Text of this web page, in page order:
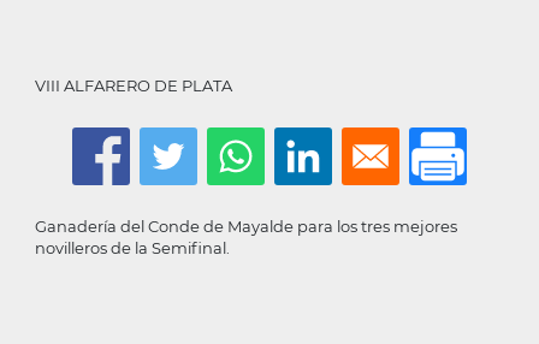
VIII ALFARERO DE PLATA
Ganadería del Conde de Mayalde para los tres mejores
novilleros de la Semifinal.